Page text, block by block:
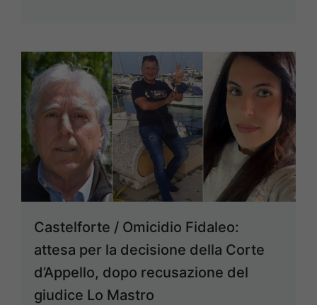
Castelforte / Omicidio Fidaleo:
attesa per la decisione della Corte
d’Appello, dopo recusazione del
giudice Lo Mastro